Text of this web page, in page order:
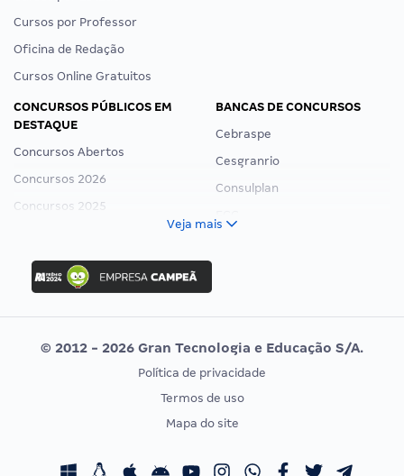
Cursos por Professor
Oficina de Redação
Cursos Online Gratuitos
CONCURSOS PÚBLICOS EM
DESTAQUE
Concursos Abertos
Concursos 2026
Concursos 2025
Concurso Ibama
Concurso MPU
Editais publicados
BANCAS DE CONCURSOS
Cebraspe
Cesgranrio
Consulplan
Vunesp
CONCURSOS POR PROFISSÃO
Concursos Fiscais
EXAME DE ORDEM
Calendário OAB
Veja mais
© 2012 - 2026 Gran Tecnologia e Educação S/A.
Política de privacidade
Termos de uso
Mapa do site